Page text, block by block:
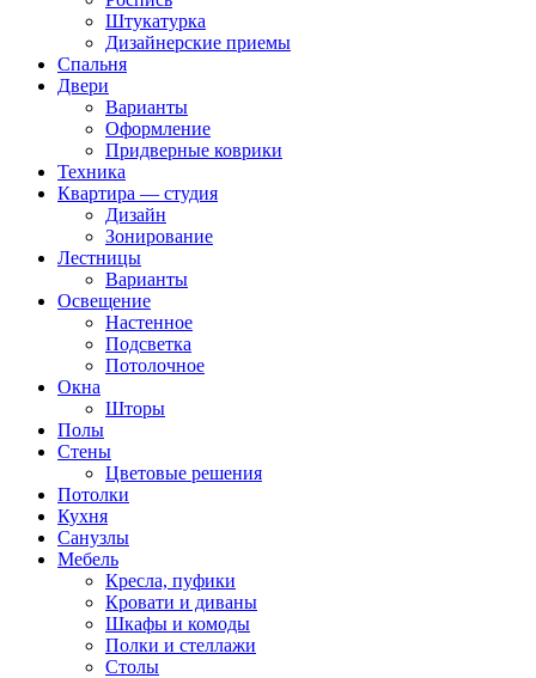
Штукатурка
Дизайнерские приемы
Спальня
Двери
Варианты
Оформление
Придверные коврики
Техника
Квартира — студия
Дизайн
Зонирование
Лестницы
Варианты
Освещение
Настенное
Подсветка
Потолочное
Окна
Шторы
Полы
Стены
Цветовые решения
Потолки
Кухня
Санузлы
Мебель
Кресла, пуфики
Кровати и диваны
Шкафы и комоды
Полки и стеллажи
Столы